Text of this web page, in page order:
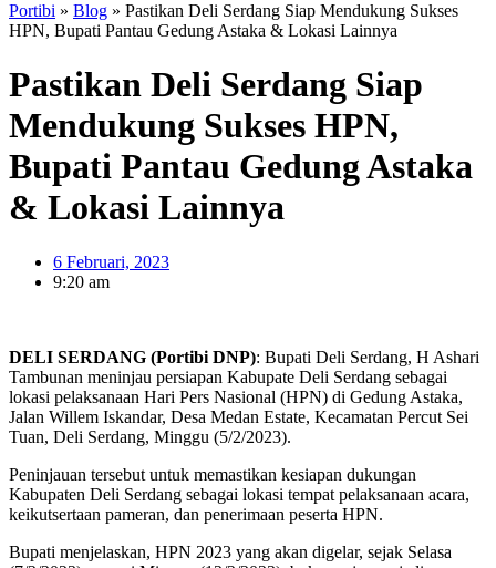
Portibi » Blog » Pastikan Deli Serdang Siap Mendukung Sukses
HPN, Bupati Pantau Gedung Astaka & Lokasi Lainnya
Pastikan Deli Serdang Siap
Mendukung Sukses HPN,
Bupati Pantau Gedung Astaka
& Lokasi Lainnya
6 Februari, 2023
9:20 am
DELI SERDANG (Portibi DNP): Bupati Deli Serdang, H Ashari
Tambunan meninjau persiapan Kabupate Deli Serdang sebagai
lokasi pelaksanaan Hari Pers Nasional (HPN) di Gedung Astaka,
Jalan Willem Iskandar, Desa Medan Estate, Kecamatan Percut Sei
Tuan, Deli Serdang, Minggu (5/2/2023).
Peninjauan tersebut untuk memastikan kesiapan dukungan
Kabupaten Deli Serdang sebagai lokasi tempat pelaksanaan acara,
keikutsertaan pameran, dan penerimaan peserta HPN.
Bupati menjelaskan, HPN 2023 yang akan digelar, sejak Selasa